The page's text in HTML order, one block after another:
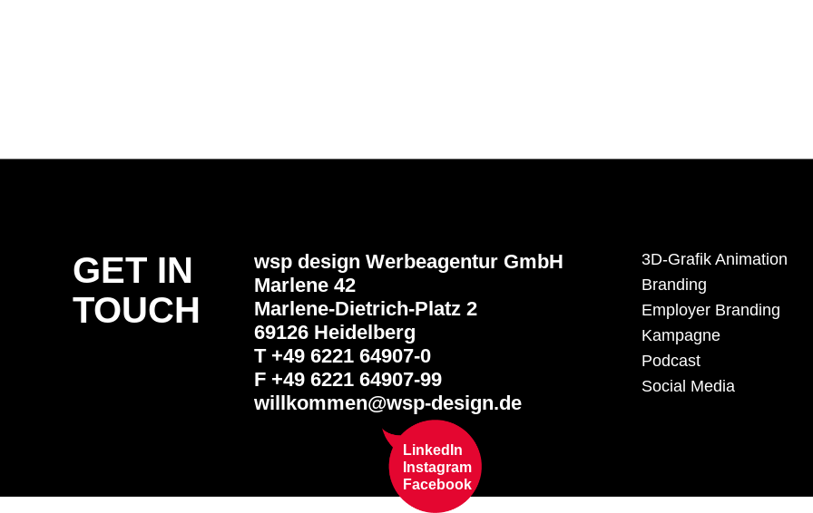
GET IN
TOUCH
wsp design Werbeagentur GmbH
Marlene 42
Marlene-Dietrich-Platz 2
69126 Heidelberg
T +49 6221 64907-0
F +49 6221 64907-99
willkommen@wsp-design.de
LinkedIn
Instagram
Facebook
3D-Grafik Animation
Branding
Employer Branding
Kampagne
Podcast
Social Media